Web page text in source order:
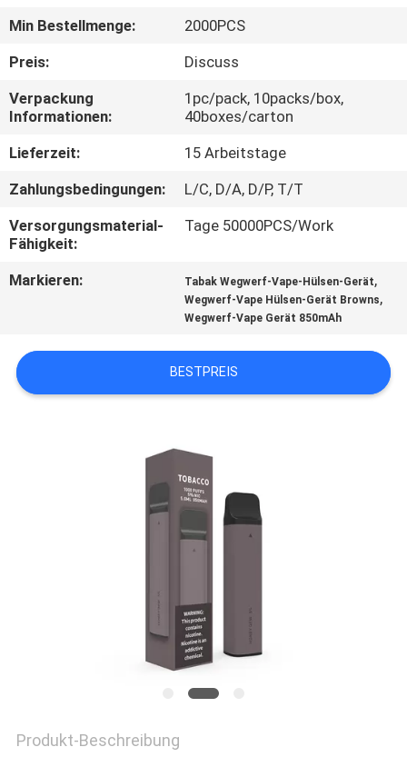
FABRIK-
AUSFLUG
QUALITÄTSKONTROLLE
SIE
EIN
PRIVACY
Min Bestellmenge:
2000PCS
Preis:
Discuss
Verpackung
Informationen:
1pc/pack, 10packs/box,
40boxes/carton
Lieferzeit:
15 Arbeitstage
Zahlungsbedingungen:
L/C, D/A, D/P, T/T
Versorgungsmaterial-
Fähigkeit:
Tage 50000PCS/Work
Markieren: Tabak Wegwerf-Vape-Hülsen-Gerät,
Wegwerf-Vape Hülsen-Gerät Browns,
Wegwerf-Vape Gerät 850mAh
BESTPREIS
Produkt-Beschreibung